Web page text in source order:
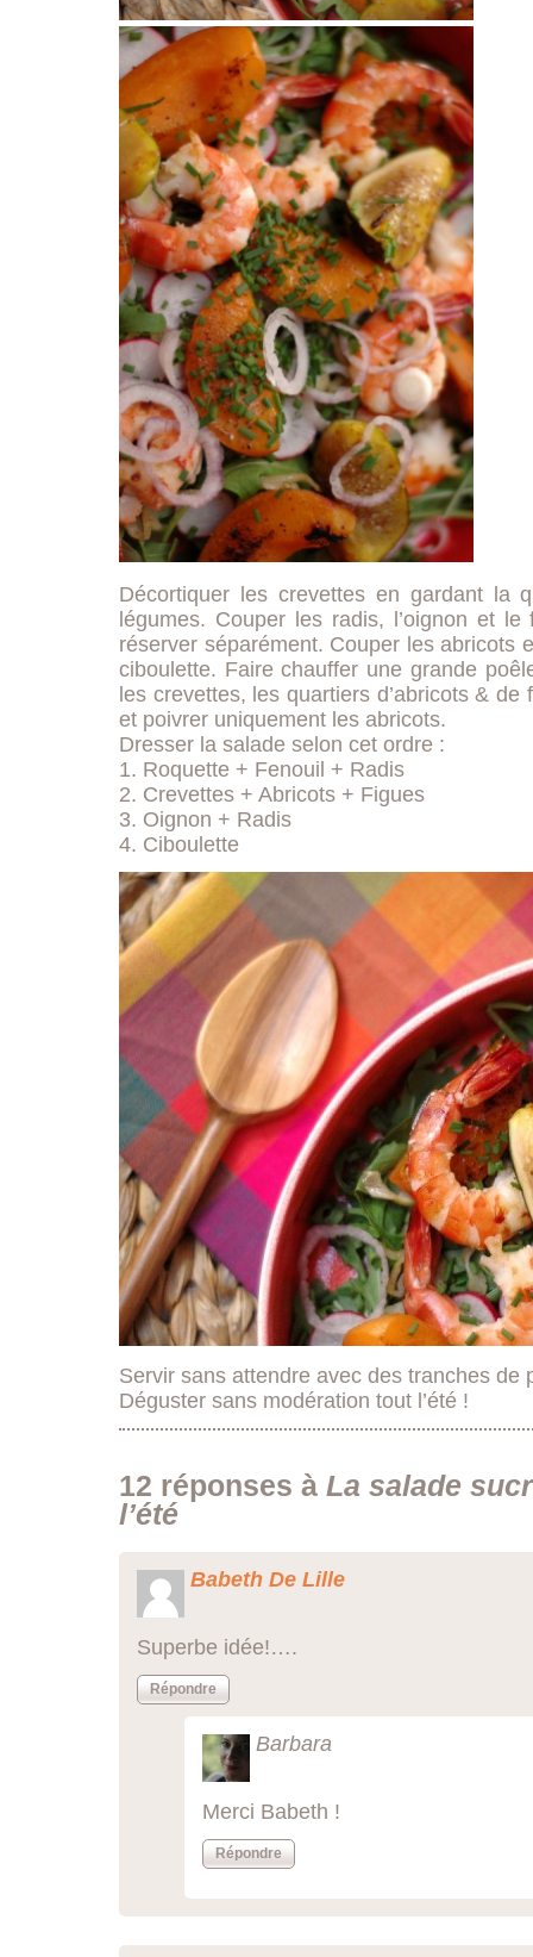
Décortiquer les crevettes en gardant la
légumes. Couper les radis, l’oignon et
réserver séparément. Couper les abricots
ciboulette. Faire chauffer une grande
les crevettes, les quartiers d’abricots &
et poivrer uniquement les abricots.
Dresser la salade selon cet ordre :
1. Roquette + Fenouil + Radis
2. Crevettes + Abricots + Figues
3. Oignon + Radis
4. Ciboulette
Servir sans attendre avec des tranches de
Déguster sans modération tout l’été !
12 réponses à La salade
l’été
Babeth De Lille
Superbe idée!….
Répondre
Barbara
Merci Babeth !
Répondre